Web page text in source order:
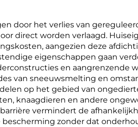
door het verlies van
direct worden verlaagd.
aangezien deze
eigenschappen gaan
en aangrenzende
van sneeuwsmelting en
op het gebied van
knaagdieren en andere
vermindert de
zonder dat